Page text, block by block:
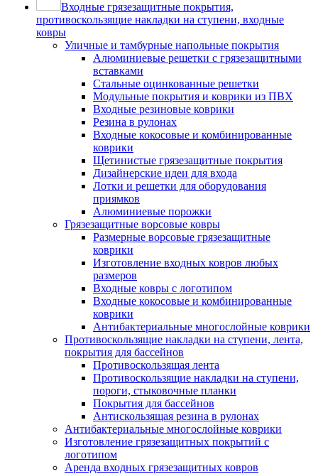
Входные грязезащитные покрытия,
противоскользящие накладки на ступени, входные
ковры
Уличные и тамбурные напольные покрытия
Алюминиевые решетки с грязезащитными
вставками
Стальные оцинкованные решетки
Модульные покрытия и коврики из ПВХ
Входные резиновые коврики
Резина в рулонах
Входные кокосовые и комбинированные
коврики
Щетинистые грязезащитные покрытия
Дизайнерские идеи для входа
Лотки и решетки для оборудования
приямков
Алюминиевые порожки
Грязезащитные ворсовые ковры
Размерные ворсовые грязезащитные
коврики
Изготовление входных ковров любых
размеров
Входные ковры с логотипом
Входные кокосовые и комбинированные
коврики
Антибактериальные многослойные коврики
Противоскользящие накладки на ступени, лента,
покрытия для бассейнов
Противоскользящая лента
Противоскользящие накладки на ступени,
пороги, стыковочные планки
Покрытия для бассейнов
Антискользящая резина в рулонах
Антибактериальные многослойные коврики
Изготовление грязезащитных покрытий с
логотипом
Аренда входных грязезащитных ковров